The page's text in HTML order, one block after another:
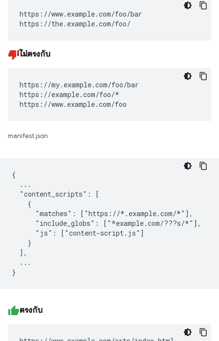
https://www.example.com/foo/bar
https://the.example.com/foo/
ไม่ตรงกับ
https://my.example.com/foo/bar
https://example.com/foo/*
https://www.example.com/foo
manifest.json
{
  ...
  "content_scripts": [
    {
      "matches": ["https://*.example.com/*"],
      "include_globs": ["*example.com/???s/*"],
      "js": ["content-script.js"]
    }
  ],
  ...
ตรงกับ